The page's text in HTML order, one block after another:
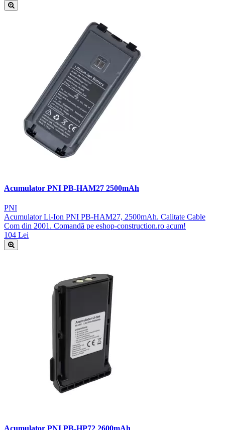
Acumulator PNI PB-HAM27 2500mAh
PNI
Acumulator Li-Ion PNI PB-HAM27, 2500mAh. Calitate Cable
Com din 2001. Comandă pe eshop-construction.ro acum!
104 Lei
Acumulator PNI PB-HP72 2600mAh